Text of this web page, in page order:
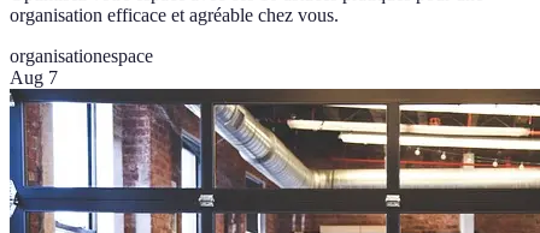
organisation efficace et agréable chez vous.
organisationespace
Aug 7